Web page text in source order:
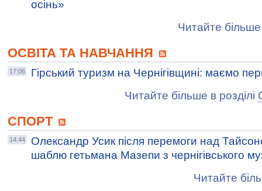
осінь»
Читайте більше
ОСВІТА ТА НАВЧАННЯ
17:06
Гірський туризм на Чернігівщині: маємо
Читайте більше в розділі
СПОРТ
14:44
Олександр Усик після перемоги над
шаблю гетьмана Мазепи з чернігівського
Читайте